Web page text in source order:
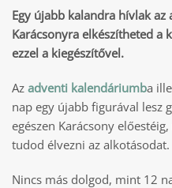
Egy újabb kalandra hívlak az
Karácsonyra elkészítheted a
ezzel a kiegészítővel.
Az adventi kalendáriumba
nap egy újabb figurával lesz
egészen Karácsony
tudod élvezni az alkotásodat.
Nincs más dolgod, mint 12